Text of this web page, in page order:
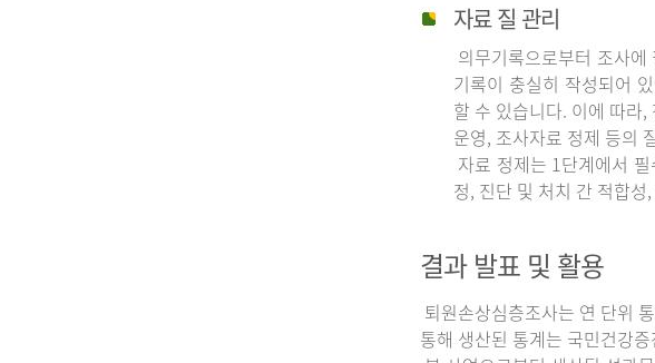
자료 질 관리
의무기록으로부터 조사
기록이 충실히 작성되어
할 수 있습니다. 이에 따라
운영, 조사자료 정제 등의
자료 정제는 1단계에서
정, 진단 및 처치 간 적합
결과 발표 및 활용
퇴원손상심층조사는 연 단위
통해 생산된 통계는 국민건강